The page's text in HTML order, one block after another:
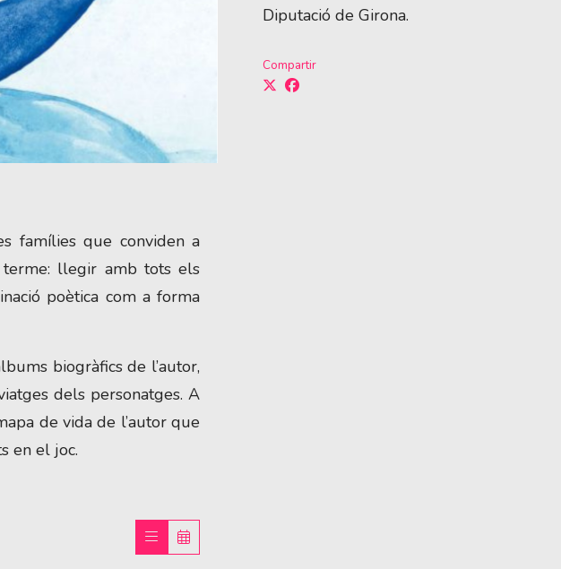
Diputació de Girona.
Compartir
famílies que conviden a
llegir amb tots els
poètica com a forma
biogràfics de l’autor,
dels personatges. A
de vida de l’autor que
en el joc.